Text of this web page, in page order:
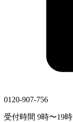
0120-907-756
受付時間 9時〜19時